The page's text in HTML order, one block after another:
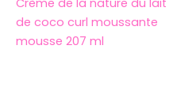
de coco curl moussante
mousse 207 ml